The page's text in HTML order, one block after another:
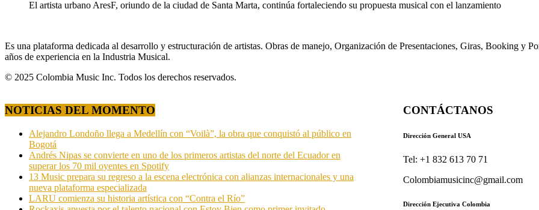
El artista urbano AresF, oriundo de la ciudad de Santa Marta, continúa fortaleciendo su propuesta musical con el lanzamiento
Es una plataforma dedicada al desarrollo y estructuración de artistas. Obras de manejo, Organización de Presentaciones, Giras, Booking y
años de experiencia en la Industria Musical.
© 2025 Colombia Music Inc. Todos los derechos reservados.
NOTICIAS DEL MOMENTO
Alejandro Londoño llega a Medellín con “Voilà”, la obra que conquistó al público en
Bogotá
Andrés Nipas se convierte en uno de los primeros artistas del norte del Ecuador en
superar los 70 mil oyentes en Spotify
13 Music prepara su regreso a la escena electrónica con alianzas internacionales y una
nueva plataforma especializada
LARU comienza su historia artística con “Contra el Río”
CONTÁCTANOS
Dirección General USA
Tel: +1 832 613 70 71
Colombiamusicinc@gmail.com
Dirección Ejecutiva Colombia